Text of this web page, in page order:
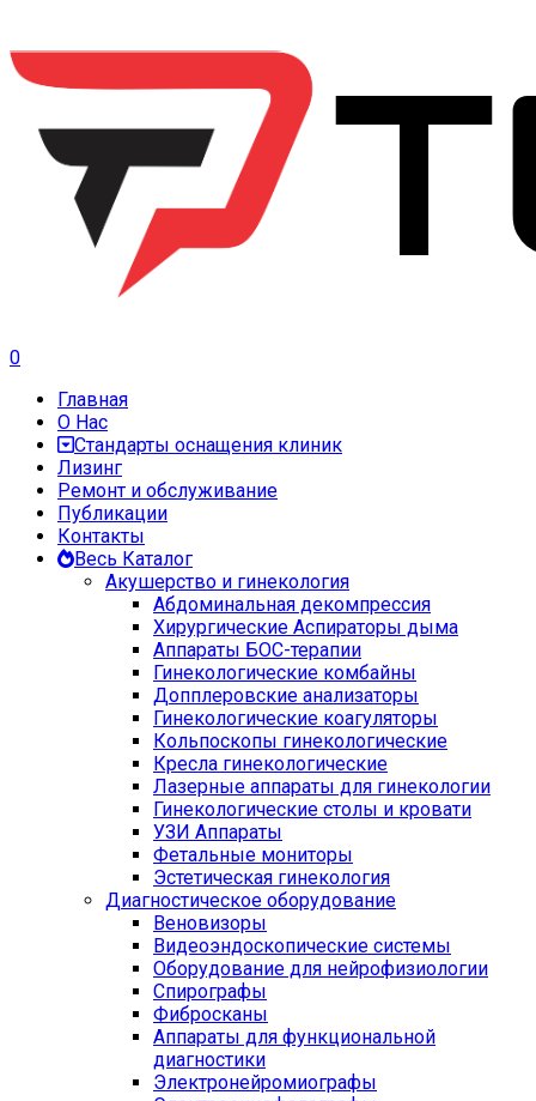
0
Главная
О Нас
Стандарты оснащения клиник
Лизинг
Ремонт и обслуживание
Публикации
Контакты
Весь Каталог
Акушерство и гинекология
Абдоминальная декомпрессия
Хирургические Аспираторы дыма
Аппараты БОС-терапии
Гинекологические комбайны
Допплеровские анализаторы
Гинекологические коагуляторы
Кольпоскопы гинекологические
Кресла гинекологические
Лазерные аппараты для гинекологии
Гинекологические столы и кровати
УЗИ Аппараты
Фетальные мониторы
Эстетическая гинекология
Диагностическое оборудование
Веновизоры
Видеоэндоскопические системы
Оборудование для нейрофизиологии
Спирографы
Фибросканы
Аппараты для функциональной
диагностики
Электронейромиографы